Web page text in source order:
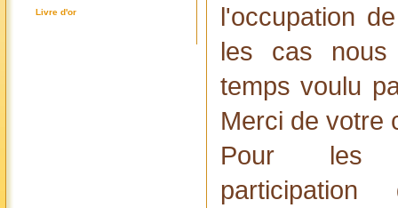
Livre d'or
l'occupation
les cas nous
temps voulu
Merci de votre
Pour les